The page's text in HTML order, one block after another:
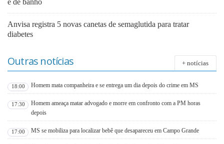
e de banho
Anvisa registra 5 novas canetas de semaglutida para tratar
diabetes
Outras notícias + notícias
18:00 Homem mata companheira e se entrega um dia depois do crime em MS
17:30
Homem ameaça matar advogado e morre em confronto com a PM horas
depois
17:00 MS se mobiliza para localizar bebê que desapareceu em Campo Grande